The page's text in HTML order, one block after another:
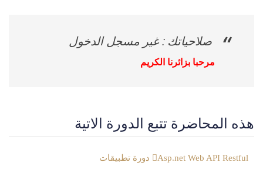
صلاحياتك : غير مسجل الدخول
مرحبا بزائرنا الكريم
هذه المحاضرة تتبع الدورة الاتية
Asp.net Web API Restful دورة تطبيقات